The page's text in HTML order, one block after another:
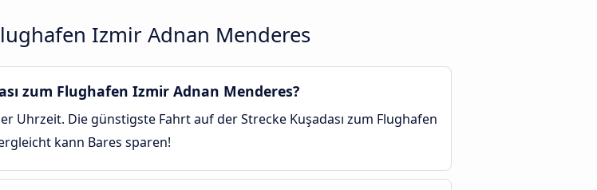
Izmir Adnan Menderes
zum Flughafen Izmir Adnan Menderes?
Uhrzeit. Die günstigste Fahrt auf der Strecke Kuşadası zum Flughafen
kann Bares sparen!